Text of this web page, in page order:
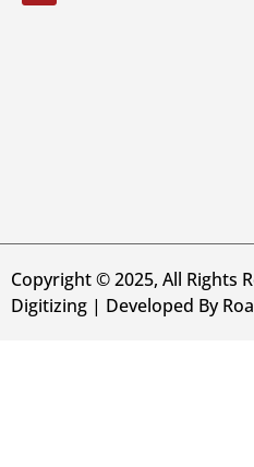
Copyright © 2025, All Rights
Digitizing | Developed By